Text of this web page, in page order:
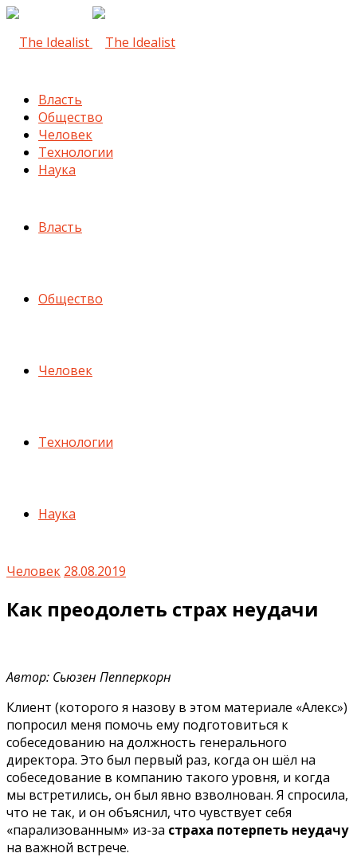
Власть
Общество
Человек
Технологии
Наука
Власть
Общество
Человек
Технологии
Наука
Человек 28.08.2019
Как преодолеть страх неудачи
Автор: Сьюзен Пепперкорн
Клиент (которого я назову в этом материале «Алекс»)
попросил меня помочь ему подготовиться к
собеседованию на должность генерального
директора. Это был первый раз, когда он шёл на
собеседование в компанию такого уровня, и когда
мы встретились, он был явно взволнован. Я спросила,
что не так, и он объяснил, что чувствует себя
«парализованным» из-за страха потерпеть неудачу
на важной встрече.